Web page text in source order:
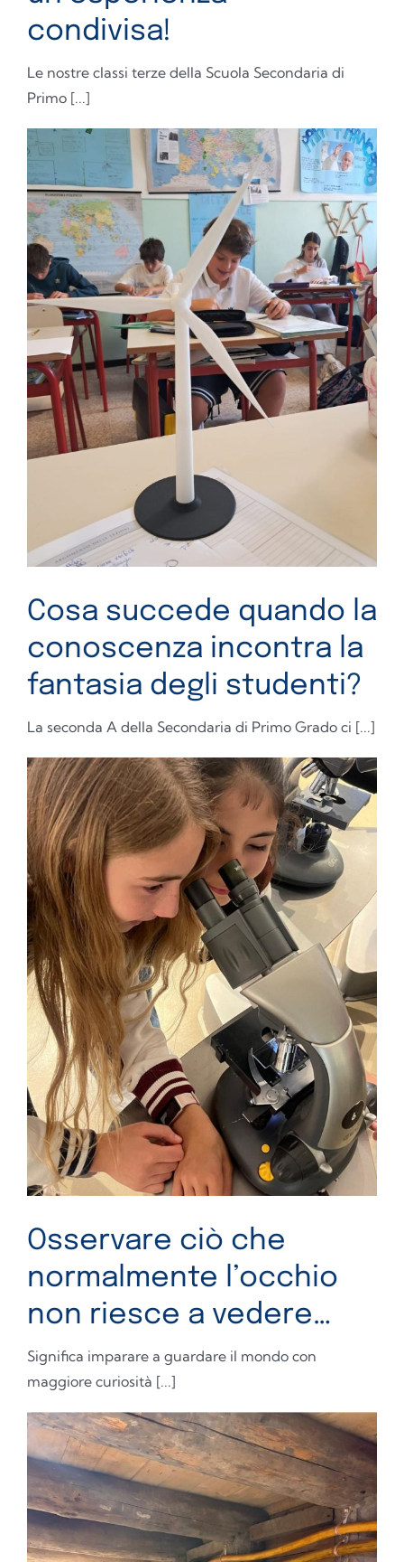
condivisa!
Le nostre classi terze della Scuola Secondaria di
Primo [...]
Cosa succede quando la
conoscenza incontra la
fantasia degli studenti?
La seconda A della Secondaria di Primo Grado ci [...]
Osservare ciò che
normalmente l’occhio
non riesce a vedere…
Significa imparare a guardare il mondo con
maggiore curiosità [...]